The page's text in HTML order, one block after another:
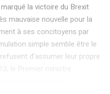
la victoire du Brexit
mauvaise nouvelle pour la
à ses concitoyens par
simple semble être le
d’assumer leur propre
le Premier ministre